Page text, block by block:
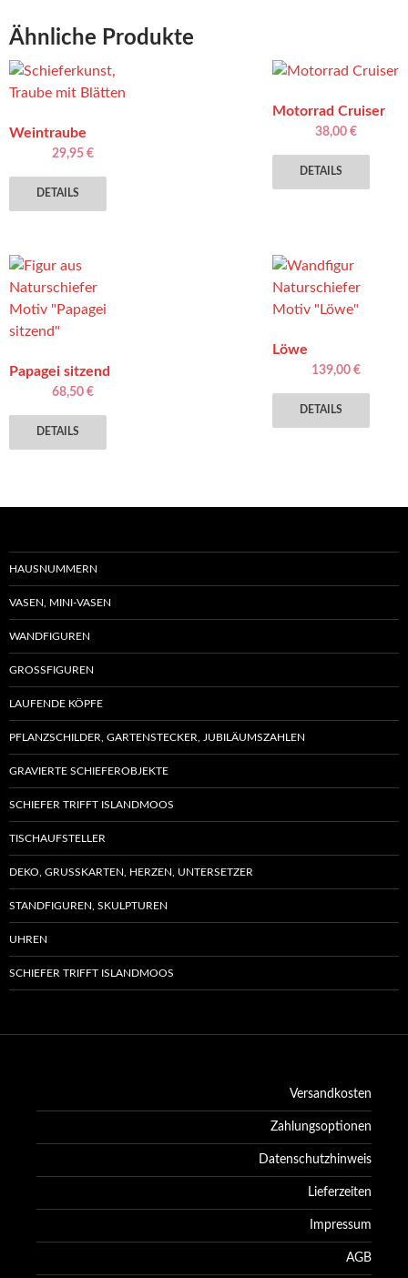
Ähnliche Produkte
Weintraube
29,95 €
DETAILS
Motorrad Cruiser
38,00 €
DETAILS
Papagei sitzend
68,50 €
DETAILS
Dieses
können
auf
Produktseite
Löwe
139,00 €
DETAILS
auf
HAUSNUMMERN
VASEN, MINI-VASEN
WANDFIGUREN
GROSSFIGUREN
LAUFENDE KÖPFE
PFLANZSCHILDER, GARTENSTECKER, JUBILÄUMSZAHLEN
GRAVIERTE SCHIEFEROBJEKTE
SCHIEFER TRIFFT ISLANDMOOS
TISCHAUFSTELLER
DEKO, GRUSSKARTEN, HERZEN, UNTERSETZER
STANDFIGUREN, SKULPTUREN
UHREN
SCHIEFER TRIFFT ISLANDMOOS
Versandkosten
Zahlungsoptionen
Datenschutzhinweis
Lieferzeiten
Impressum
AGB